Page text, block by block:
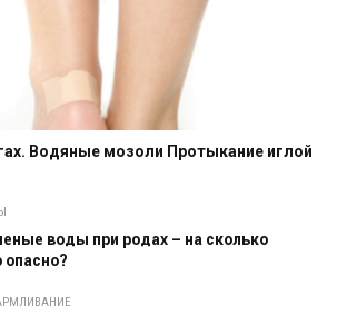
Водяные мозоли Протыкание иглой
воды при родах – на сколько
опасно?